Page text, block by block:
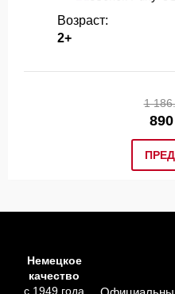
Возраст:
2+
1
Немецкое
качество
с 1949 года